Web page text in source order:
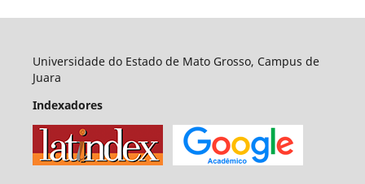
Universidade do Estado de Mato Grosso, Campus de
Juara
Indexadores